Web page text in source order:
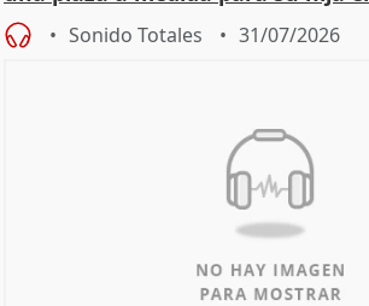
Sonido Totales 31/07/2026